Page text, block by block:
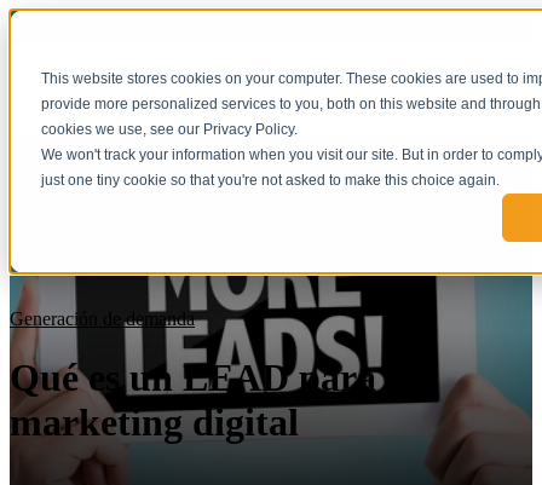
This website stores cookies on your computer. These cookies are used to
provide more personalized services to you, both on this website and
cookies we use, see our Privacy Policy.
We won't track your information when you visit our site. But in order to
just one tiny cookie so that you're not asked to make this choice again.
Generación de demanda
Qué es un LEAD para
marketing digital